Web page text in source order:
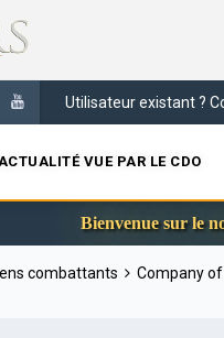
Utilisateur existant ?
VUE PAR LE CDO
Bienvenue sur le nouveau
combattants
Company